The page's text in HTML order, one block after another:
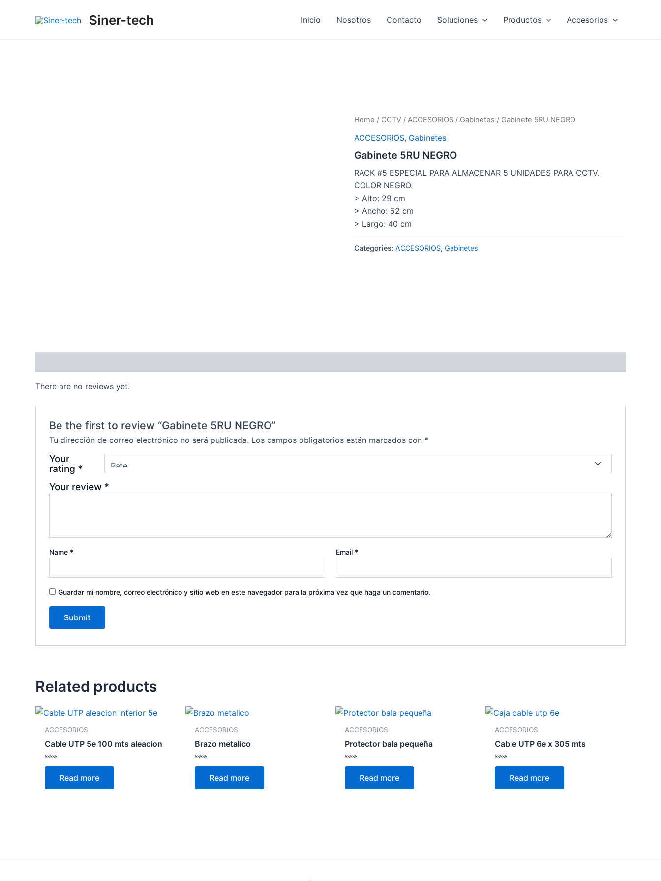
Siner-tech Inicio Nosotros Contacto Soluciones Productos Accesorios
Home / CCTV / ACCESORIOS / Gabinetes / Gabinete 5RU NEGRO
ACCESORIOS, Gabinetes
Gabinete 5RU NEGRO
RACK #5 ESPECIAL PARA ALMACENAR 5 UNIDADES PARA CCTV.
COLOR NEGRO.
> Alto: 29 cm
> Ancho: 52 cm
> Largo: 40 cm
Categories: ACCESORIOS, Gabinetes
There are no reviews yet.
Be the first to review “Gabinete 5RU NEGRO”
Tu dirección de correo electrónico no será publicada. Los campos obligatorios están marcados con *
Your
rating *
Your review *
Name * Email *
Guardar mi nombre, correo electrónico y sitio web en este navegador para la próxima vez que haga un comentario.
Related products
ACCESORIOS
Cable UTP 5e 100 mts aleacion
Rated
5
Read more
ACCESORIOS
Brazo metalico
Rated
5
Read more
ACCESORIOS
Protector bala pequeña
Rated
5
Read more
ACCESORIOS
Cable UTP 6e x 305 mts
Rated
5
Read more